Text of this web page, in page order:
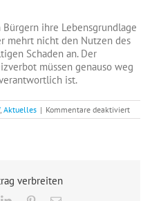
Bürgern ihre Lebensgrundlage
mehrt nicht den Nutzen des
Schaden an. Der
müssen genauso weg
ist.
, Aktuelles | Kommentare deaktiviertfür
Die
verbreiten